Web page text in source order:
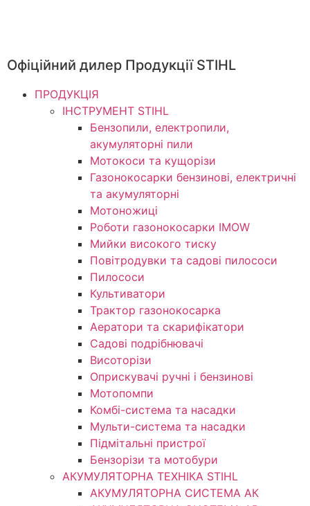
Офіційний дилер Продукції STIHL
ПРОДУКЦІЯ
ІНСТРУМЕНТ STIHL
Бензопили, електропили,
акумуляторні пили
Мотокоси та кущорізи
Газонокосарки бензинові, електричні
та акумуляторні
Мотоножиці
Роботи газонокосарки IMOW
Мийки високого тиску
Повітродувки та садові пилососи
Пилососи
Культиватори
Трактор газонокосарка
Аератори та скарифікатори
Садові подрібнювачі
Висоторізи
Оприскувачі ручні і бензинові
Мотопомпи
Комбі-система та насадки
Мульти-система та насадки
Підмітальні пристрої
Бензорізи та мотобури
АКУМУЛЯТОРНА ТЕХНІКА STIHL
АКУМУЛЯТОРНА СИСТЕМА АК